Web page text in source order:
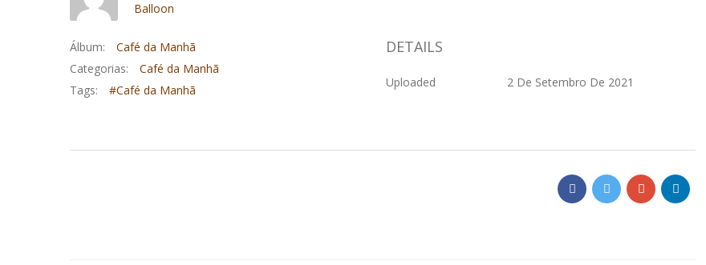
Balloon
Álbum:
Café da Manhã
Categorias:
Café da Manhã
Tags:
#Café da Manhã
DETAILS
Uploaded 2 De Setembro De 2021